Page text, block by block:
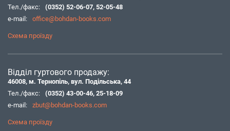
Тел./факс:
(0352) 52-06-07, 52-05-48
e-mail:
office@bohdan-books.com
Схема проїзду
Відділ гуртового продажу:
46008, м. Тернопіль, вул. Подільська, 44
Тел./факс:
(0352) 43-00-46, 25-18-09
e-mail:
zbut@bohdan-books.com
Схема проїзду